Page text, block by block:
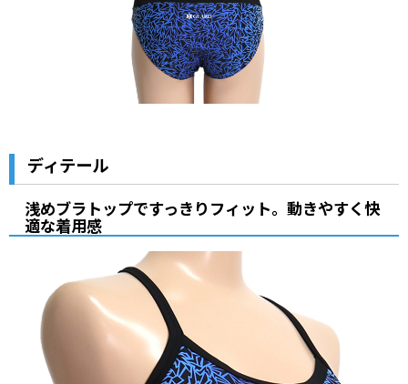
ディテール
浅めブラトップですっきりフィット。動きやすく快
適な着用感